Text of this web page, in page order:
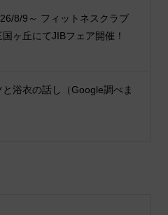
8/9～ フィットネスクラブ
ヶ丘にてJIBフェア開催！
浴衣の話し（Google調べま